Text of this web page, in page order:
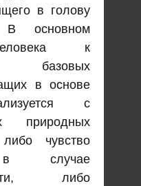
в голову
основном
к
базовых
в основе
с
природных
чувство
в случае
либо